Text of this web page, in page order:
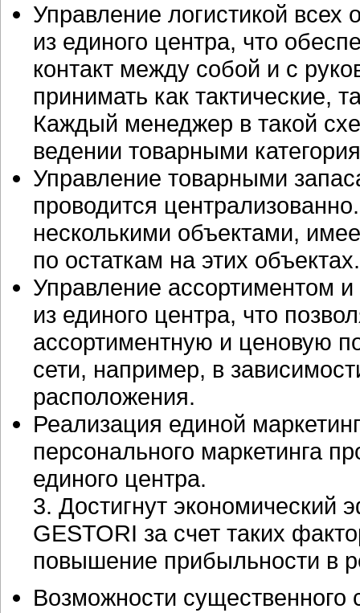
Управление логистикой
из единого центра, что
контакт между собой и с
принимать как тактические,
Каждый менеджер в такой
ведении товарными
Управление товарными
проводится
несколькими объектами,
по остаткам на этих объектах.
Управление ассортиментом
из единого центра, что
ассортиментную и ценовую
сети, например, в
расположения.
Реализация единой
персонального маркетинга
единого центра.
3. Достигнут экономический
GESTORI за счет таких
повышение прибыльности в
Возможности существенного